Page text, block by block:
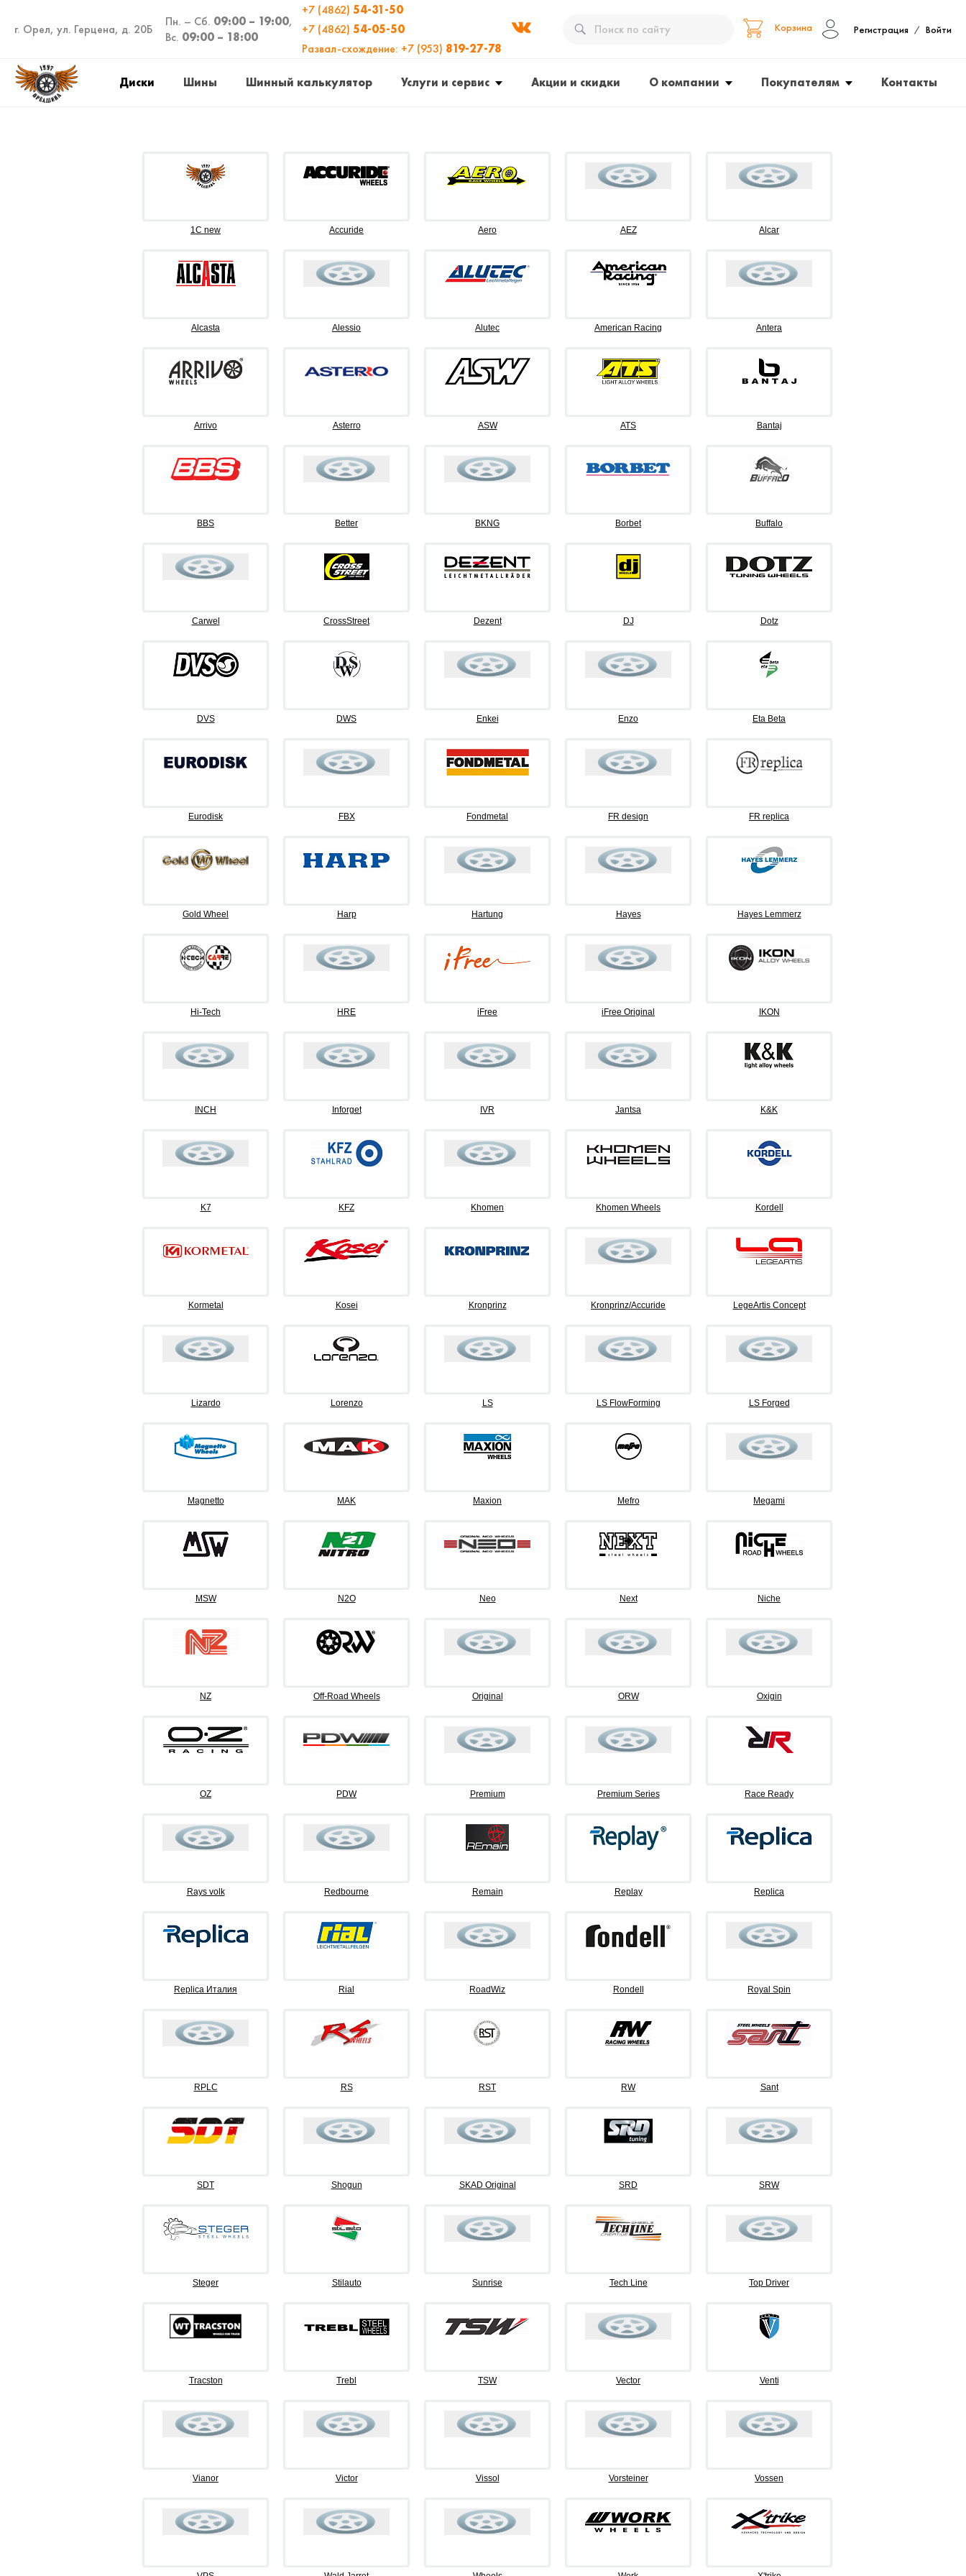
г. Орел, ул. Герцена, д. 20Б
Пн. – Сб. 09:00 – 19:00,
Вс. 09:00 – 18:00
+7 (4862) 54-31-50
+7 (4862) 54-05-50
Развал-схождение: +7 (953) 819-27-78
Корзина Регистрация / Войти
Диски Шины Шинный калькулятор Услуги и сервис Акции и скидки О компании Покупателям Контакты
1C new Accuride Aero AEZ Alcar
Alcasta Alessio Alutec American Racing Antera
Arrivo Asterro ASW ATS Bantaj
BBS Better BKNG Borbet Buffalo
Carwel CrossStreet Dezent DJ Dotz
DVS DWS Enkei Enzo Eta Beta
Eurodisk FBX Fondmetal FR design FR replica
Gold Wheel Harp Hartung Hayes Hayes Lemmerz
Hi-Tech HRE iFree iFree Original IKON
INCH Inforget IVR Jantsa K&K
K7 KFZ Khomen Khomen Wheels Kordell
Kormetal Kosei Kronprinz Kronprinz/Accuride LegeArtis Concept
Lizardo Lorenzo LS LS FlowForming LS Forged
Magnetto MAK Maxion Mefro Megami
MSW N2O Neo Next Niche
NZ Off-Road Wheels Original ORW Oxigin
OZ PDW Premium Premium Series Race Ready
Rays volk Redbourne Remain Replay Replica
Replica Италия Rial RoadWiz Rondell Royal Spin
RPLC RS RST RW Sant
SDT Shogun SKAD Original SRD SRW
Steger Stilauto Sunrise Tech Line Top Driver
Tracston Trebl TSW Vector Venti
Vianor Victor Vissol Vorsteiner Vossen